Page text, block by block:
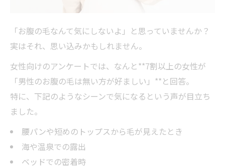
「お腹の毛なんて気にしないよ」と思っていませんか？
実はそれ、思い込みかもしれません。
女性向けのアンケートでは、なんと**7割以上の女性が
「男性のお腹の毛は無い方が好ましい」**と回答。
特に、下記のようなシーンで気になるという声が目立ち
ました。
腰パンや短めのトップスから毛が見えたとき
海や温泉での露出
ベッドでの密着時